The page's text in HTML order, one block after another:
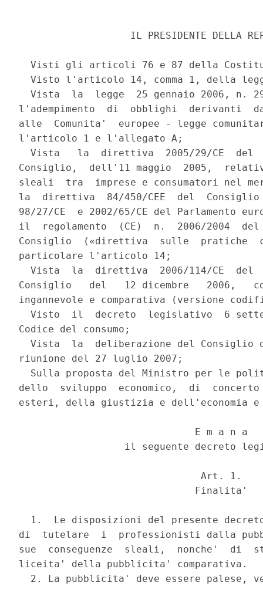
IL PRESIDENTE DELLA
Visti gli articoli 76 e 87 della
Visto l'articolo 14, comma 1, della
Vista  la  legge  25 gennaio 2006, n.
l'adempimento  di  obblighi  derivanti
alle  Comunita'  europee - legge
l'articolo 1 e l'allegato A;
Vista   la  direttiva  2005/29/CE  del
Consiglio,  dell'11 maggio  2005,
sleali  tra  imprese e consumatori nel
la  direttiva  84/450/CEE  del
98/27/CE  e 2002/65/CE del Parlamento
il  regolamento  (CE)  n.  2006/2004  del
Consiglio  («direttiva  sulle  pratiche
particolare l'articolo 14;
Vista  la  direttiva  2006/114/CE  del
Consiglio   del   12 dicembre   2006,
ingannevole e comparativa (versione
Visto  il  decreto  legislativo  6
Codice del consumo;
Vista  la  deliberazione del Consiglio
riunione del 27 luglio 2007;
Sulla proposta del Ministro per le
dello  sviluppo  economico,  di
esteri, della giustizia e dell'economia
                              E m a n a
il seguente decreto
                               Art. 1.
                              Finalita'
1.  Le disposizioni del presente
di  tutelare  i  professionisti dalla
sue  conseguenze  sleali,  nonche'  di
liceita' della pubblicita' comparativa.